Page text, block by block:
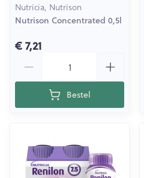
Nutricia, Nutrison
Nutrison Concentrated 0,5l
€ 7,21
Bestel